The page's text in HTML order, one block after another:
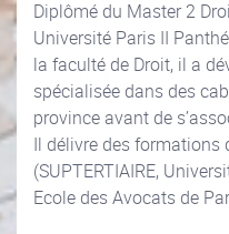
Diplômé du Master 2
Université Paris II
la faculté de Droit, il a
spécialisée dans des
province avant de
Il délivre des formations
(SUPTERTIAIRE,
Ecole des Avocats de